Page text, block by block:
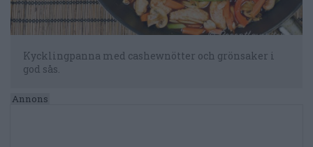
Kycklingpanna med cashewnötter och grönsaker i
god sås.